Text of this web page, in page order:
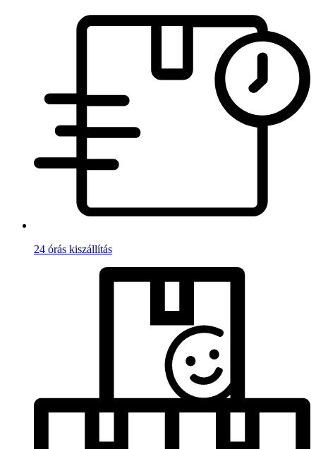
24 órás kiszállítás